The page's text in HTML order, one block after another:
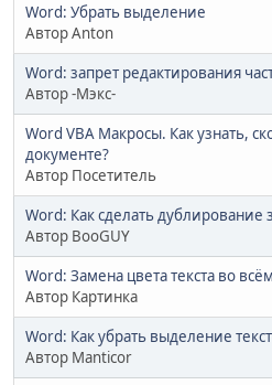
Word: Убрать выделение
Автор Anton
Word: запрет редактирования
Автор -Мэкс-
Word VBA Макросы. Как узнать,
документе?
Автор Посетитель
Word: Как сделать дублирование
Автор BooGUY
Word: Замена цвета текста во
Автор Картинка
Word: Как убрать выделение
Автор Manticor